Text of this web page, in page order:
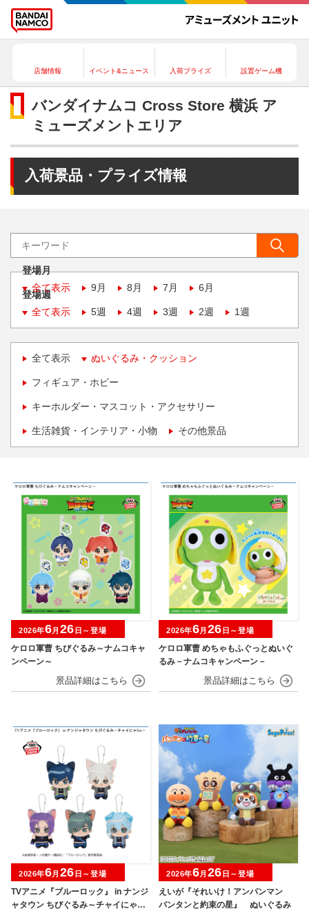
店舗情報 イベント&ニュース 入荷プライズ 設置ゲーム機
バンダイナムコ Cross Store 横浜 ア
ミューズメントエリア
入荷景品・プライズ情報
登場月
全て表示
9月 8月 7月 6月
登場週
全て表示
5週 4週 3週 2週 1週
全て表示 ぬいぐるみ・クッション
フィギュア・ホビー
キーホルダー・マスコット・アクセサリー
生活雑貨・インテリア・小物 その他景品
ケロロ軍曹 ちびぐるみ～ナムコキャ
ンペーン～
2026年6月 26 日～登場
ケロロ軍曹 めちゃもふぐっとぬいぐ
るみ－ナムコキャンペーン－
2026年6月 26 日～登場
TVアニメ『ブルーロック』 in ナンジ
ャタウン ちびぐるみ～チャイにゃFe
2026年6月 26 日～登場
えいが『それいけ！アンパンマン
パンタンと約束の星』 ぬいぐるみ
2026年6月 26 日～登場